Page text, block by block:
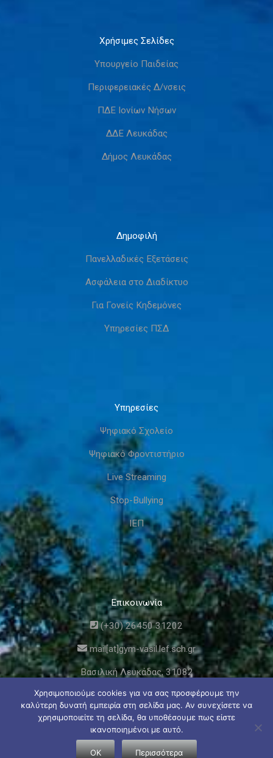
Χρήσιμες Σελίδες
Υπουργείο Παιδείας
Περιφερειακές Δ/νσεις
ΠΔΕ Ιονίων Νήσων
ΔΔΕ Λευκάδας
Δήμος Λευκάδας
Δημοφιλή
Πανελλαδικές Εξετάσεις
Ασφάλεια στο Διαδίκτυο
Για Γονείς Κηδεμόνες
Υπηρεσίες ΠΣΔ
Υπηρεσίες
Ψηφιακό Σχολείο
Ψηφιακό Φροντιστήριο
Live Streaming
Stop-Bullying
ΙΕΠ
Επικοινωνία
(+30) 26450 31202
mail[at]gym-vasil.lef.sch.gr
Βασιλική Λευκάδας, 31082
© Γυμνάσιο και Λυκειακές Τάξεις Βασιλικής Λευκάδας
Χρησιμοποιούμε cookies για να σας προσφέρουμε την
καλύτερη δυνατή εμπειρία στη σελίδα μας. Αν συνεχίσετε να
χρησιμοποιείτε τη σελίδα, θα υποθέσουμε πως είστε
ικανοποιημένοι με αυτό.
OK Περισσότερα